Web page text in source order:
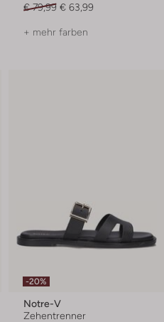
€ 79,99 € 63,99
+ mehr farben
-20%
Notre-V
Zehentrenner